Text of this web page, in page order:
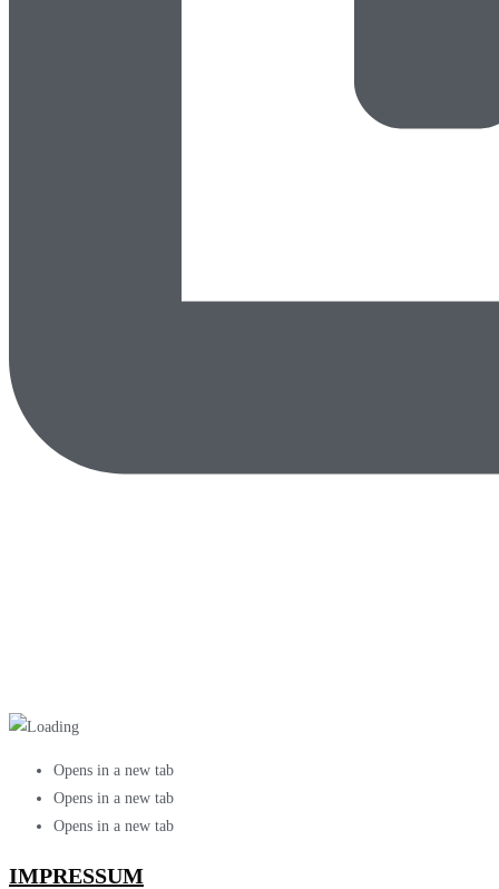
Opens in a new tab
Opens in a new tab
Opens in a new tab
IMPRESSUM